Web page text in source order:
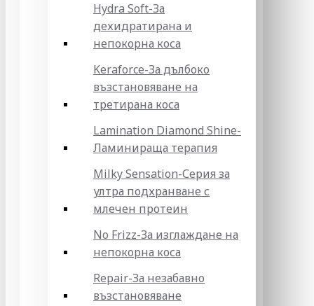
Hydra Soft-За
дехидратирана и
непокорна коса
Keraforce-За дълбоко
възстановяване на
третирана коса
Lamination Diamond Shine-
Ламинираща терапия
Milky Sensation-Серия за
ултра подхранване с
млечен протеин
No Frizz-За изглаждане на
непокорна коса
Repair-За незабавно
възстановяване